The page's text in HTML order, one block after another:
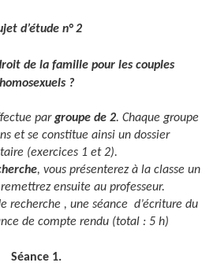
d’étude n° 2
de la famille pour les couples
homosexuels ?
pargroupe de 2. Chaque groupe
et se constitue ainsi un dossier
(exercices 1 et 2).
, vous présenterez à la classe un
ensuite au professeur.
recherche , une séance d’écriture du
de compte rendu (total : 5 h)
Séance 1.